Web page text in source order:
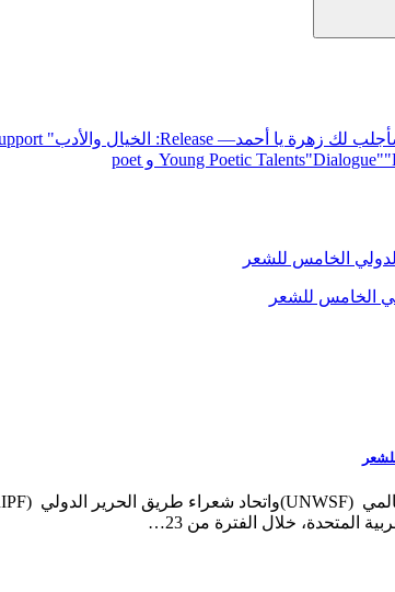
لك زهرة يا أحمد— Release : الخيال والأدب" inviting poets and writers from around the world to participate in Kazakh
Young Poetic Talents"Dialogue"
الخامس للشعر
المتحدة، خلال الفترة من 23…